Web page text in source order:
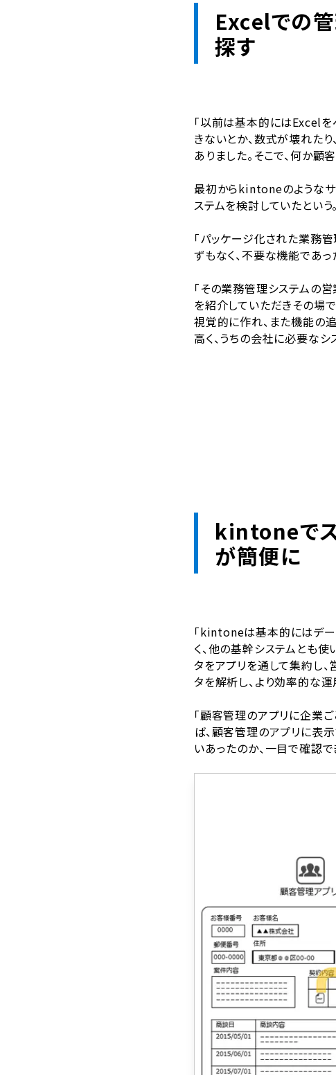
Excelでの
探す
「以前は基本的にはExcelを
きないとか、数式が壊れた
ありました。そこで、何か
最初からkintoneのようなサ
ステムを検討していたという。
「パッケージ化された業務
ずもなく、不要な機能であっ
「その業務管理システムの
を紹介していただきその場
視覚的に作れ、また機能の
高く、うちの会社に必要なシ
kintoneでス
が簡便に
「kintoneは基本的にはデ
く、他の基幹システムとも
タをアプリを通して集約し
タを解析し、より効率的な
「顧客管理のアプリに企業
ば、顧客管理のアプリに表
いあったのか、一目で確認で